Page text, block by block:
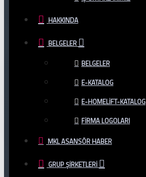
HAKKINDA
BELGELER
BELGELER
E-KATALOG
E-HOMELIFT-KATALOG
FIRMA LOGOLARI
MKL ASANSÖR HABER
GRUP ŞIRKETLERI